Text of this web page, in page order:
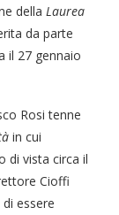
della Laurea
da parte
il 27 gennaio
Rosi tenne
in cui
di vista circa il
Cioffi
essere